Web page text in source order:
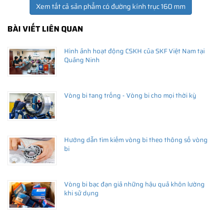
Xem tất cả sản phẩm có đường kính trục 160 mm
BÀI VIẾT LIÊN QUAN
Hình ảnh hoạt động CSKH của SKF Việt Nam tại
Quảng Ninh
Vòng bi tang trống - Vòng bi cho mọi thời kỳ
Hướng dẫn tìm kiếm vòng bi theo thông số vòng
bi
Vòng bi bạc đạn giả những hậu quả khôn lường
khi sử dụng